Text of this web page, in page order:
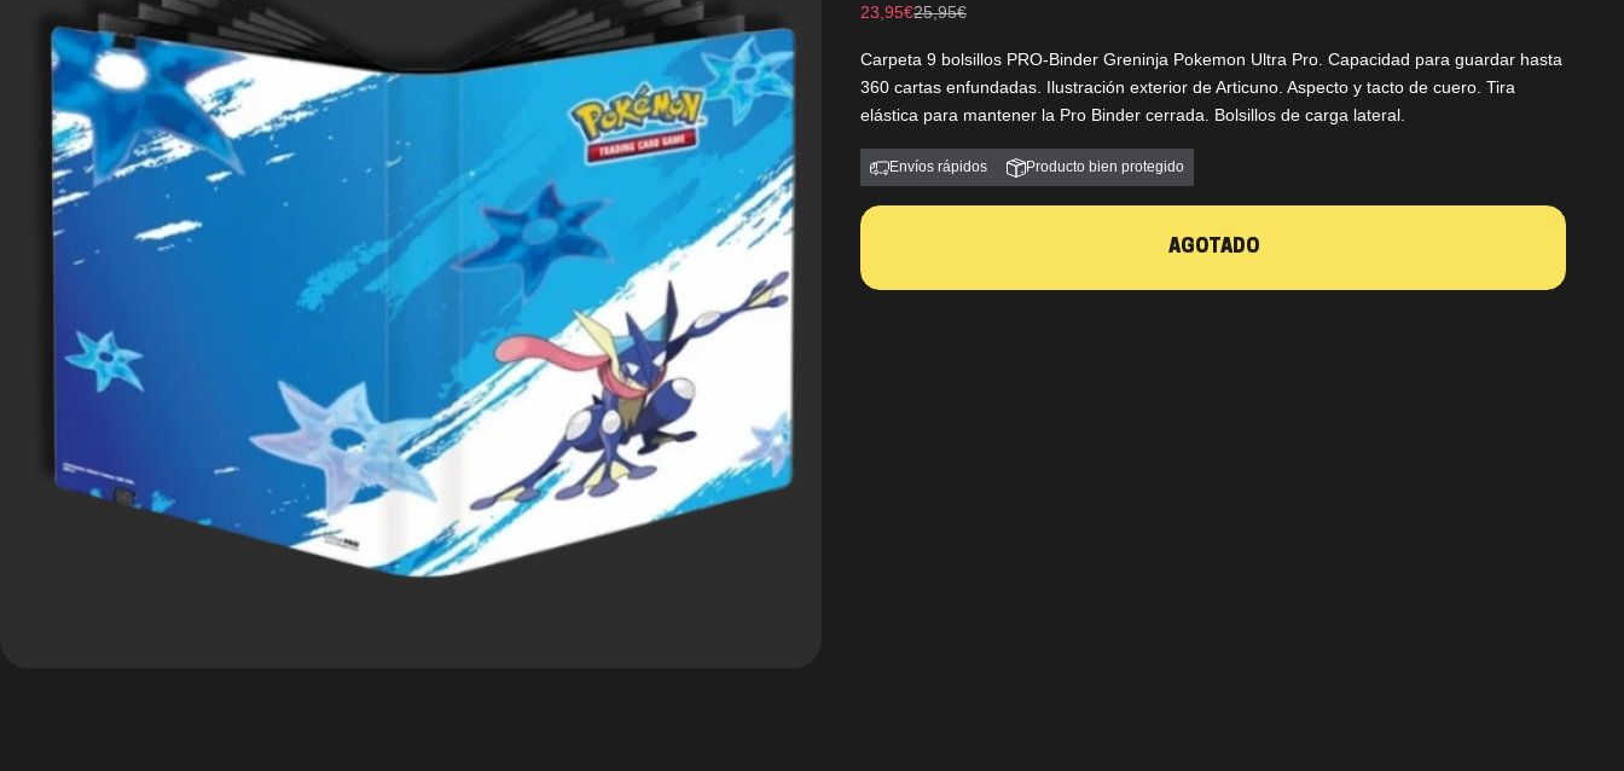
Precio de oferta
23,95€Precio normal
25,95€
Carpeta 9 bolsillos PRO-Binder Greninja Pokemon Ultra Pro. Capacidad para guardar hasta
360 cartas enfundadas. Ilustración exterior de Articuno. Aspecto y tacto de cuero. Tira
elástica para mantener la Pro Binder cerrada. Bolsillos de carga lateral.
Envíos rápidos Producto bien protegido
AGOTADO